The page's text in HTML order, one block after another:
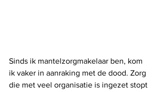
Sinds ik mantelzorgmakelaar ben, kom
ik vaker in aanraking met de dood. Zorg
die met veel organisatie is ingezet stopt